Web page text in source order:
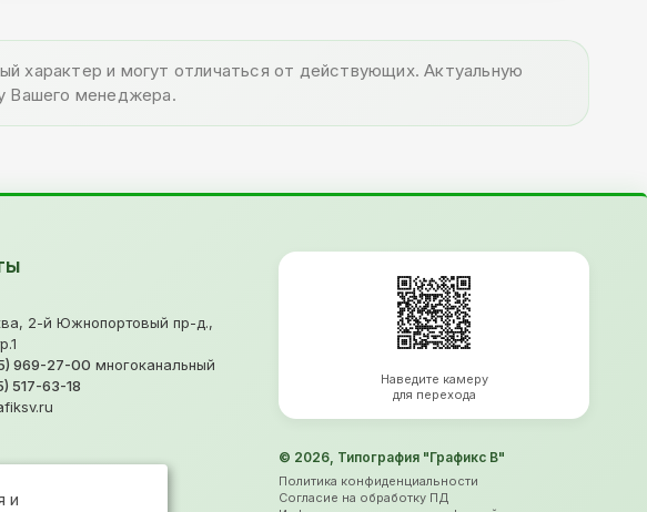
характер и могут отличаться от действующих. Актуальную
Вашего менеджера.
2-й Южнопортовый пр-д.,
969-27-00 многоканальный
517-63-18
Наведите камеру
для перехода
© 2026, Типография "Графикс В"
Политика конфиденциальности
Согласие на обработку ПД
и